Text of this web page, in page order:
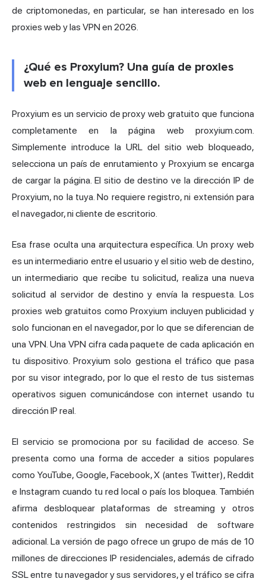
de criptomonedas, en particular, se han interesado en los
proxies web y las VPN en 2026.
¿Qué es Proxyium? Una guía de proxies
web en lenguaje sencillo.
Proxyium es un servicio de proxy web gratuito que funciona
completamente en la página web proxyium.com.
Simplemente introduce la URL del sitio web bloqueado,
selecciona un país de enrutamiento y Proxyium se encarga
de cargar la página. El sitio de destino ve la dirección IP de
Proxyium, no la tuya. No requiere registro, ni extensión para
el navegador, ni cliente de escritorio.
Esa frase oculta una arquitectura específica. Un proxy web
es un intermediario entre el usuario y el sitio web de destino,
un intermediario que recibe tu solicitud, realiza una nueva
solicitud al servidor de destino y envía la respuesta. Los
proxies web gratuitos como Proxyium incluyen publicidad y
solo funcionan en el navegador, por lo que se diferencian de
una VPN. Una VPN cifra cada paquete de cada aplicación en
tu dispositivo. Proxyium solo gestiona el tráfico que pasa
por su visor integrado, por lo que el resto de tus sistemas
operativos siguen comunicándose con internet usando tu
dirección IP real.
El servicio se promociona por su facilidad de acceso. Se
presenta como una forma de acceder a sitios populares
como YouTube, Google, Facebook, X (antes Twitter), Reddit
e Instagram cuando tu red local o país los bloquea. También
afirma desbloquear plataformas de streaming y otros
contenidos restringidos sin necesidad de software
adicional. La versión de pago ofrece un grupo de más de 10
millones de direcciones IP residenciales, además de cifrado
SSL entre tu navegador y sus servidores, y el tráfico se cifra